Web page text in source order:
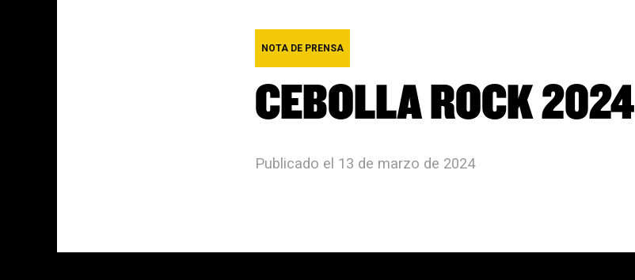
NOTA DE PRENSA
CEBOLLA ROCK 2024
Publicado el 13 de marzo de 2024
Últimas noticias publicadas